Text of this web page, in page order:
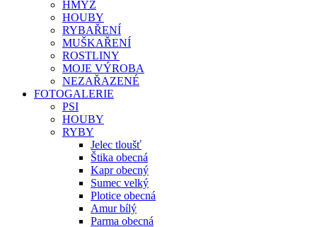
HMYZ
HOUBY
RYBAŘENÍ
MUŠKAŘENÍ
ROSTLINY
MOJE VÝROBA
NEZAŘAZENÉ
FOTOGALERIE
PSI
HOUBY
RYBY
Jelec tloušť
Štika obecná
Kapr obecný
Sumec velký
Plotice obecná
Amur bílý
Parma obecná